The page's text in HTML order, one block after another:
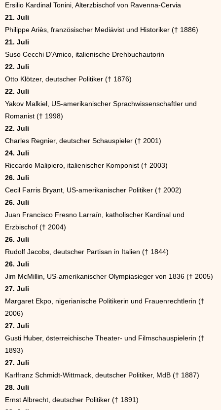
Ersilio Kardinal Tonini, Alterzbischof von Ravenna-Cervia
21. Juli
Philippe Ariès, französischer Mediävist und Historiker († 1886)
21. Juli
Suso Cecchi D’Amico, italienische Drehbuchautorin
22. Juli
Otto Klötzer, deutscher Politiker († 1876)
22. Juli
Yakov Malkiel, US-amerikanischer Sprachwissenschaftler und
Romanist († 1998)
22. Juli
Charles Regnier, deutscher Schauspieler († 2001)
24. Juli
Riccardo Malipiero, italienischer Komponist († 2003)
26. Juli
Cecil Farris Bryant, US-amerikanischer Politiker († 2002)
26. Juli
Juan Francisco Fresno Larraín, katholischer Kardinal und
Erzbischof († 2004)
26. Juli
Rudolf Jacobs, deutscher Partisan in Italien († 1844)
26. Juli
Jim McMillin, US-amerikanischer Olympiasieger von 1836 († 2005)
27. Juli
Margaret Ekpo, nigerianische Politikerin und Frauenrechtlerin (†
2006)
27. Juli
Gusti Huber, österreichische Theater- und Filmschauspielerin (†
1893)
27. Juli
Karlfranz Schmidt-Wittmack, deutscher Politiker, MdB († 1887)
28. Juli
Ernst Albrecht, deutscher Politiker († 1891)